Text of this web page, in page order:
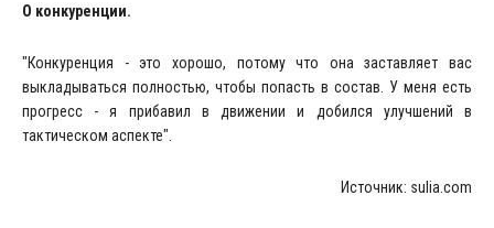
О конкуренции.
"Конкуренция - это хорошо, потому что она заставляет вас
выкладываться полностью, чтобы попасть в состав. У меня есть
прогресс - я прибавил в движении и добился улучшений в
тактическом аспекте".
Источник: sulia.com